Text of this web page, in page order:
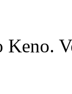
Keno.